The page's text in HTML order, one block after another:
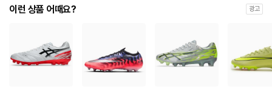
이런 상품 어때요? 광고